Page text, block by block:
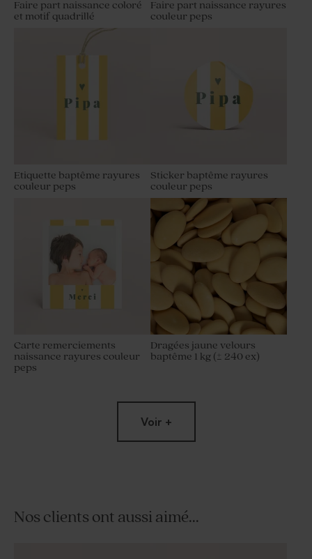
Faire part naissance coloré
et motif quadrillé
Faire part naissance rayures
couleur peps
Etiquette baptême rayures
couleur peps
Sticker baptême rayures
couleur peps
Carte remerciements
naissance rayures couleur
peps
Dragées jaune velours
baptême 1 kg (± 240 ex)
Voir +
Nos clients ont aussi aimé...